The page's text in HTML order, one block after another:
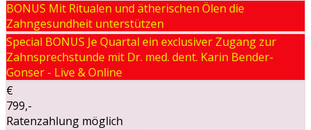
BONUS Mit Ritualen und ätherischen Ölen die
Zahngesundheit unterstützen
Special BONUS Je Quartal ein exclusiver Zugang zur
Zahnsprechstunde mit Dr. med. dent. Karin Bender-
Gonser - Live & Online
€
799,-
Ratenzahlung möglich